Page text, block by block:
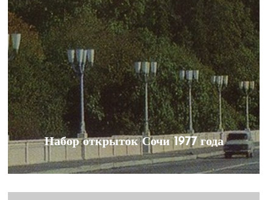
Набор открыток Сочи 1977 года